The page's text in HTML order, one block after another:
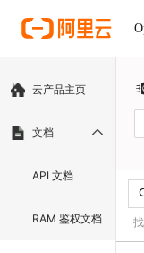
云产品主页
文档
API 文档
RAM 鉴权文档